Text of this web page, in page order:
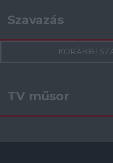
Szavazás
KORÁBBI
TV műsor